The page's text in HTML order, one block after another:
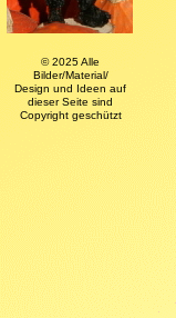
© 2025 Alle
Bilder/Material/
Design und Ideen auf
dieser Seite sind
Copyright geschützt